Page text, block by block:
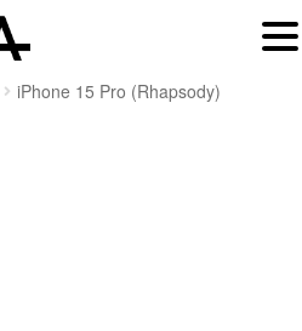
iPhone 15 Pro (Rhapsody)